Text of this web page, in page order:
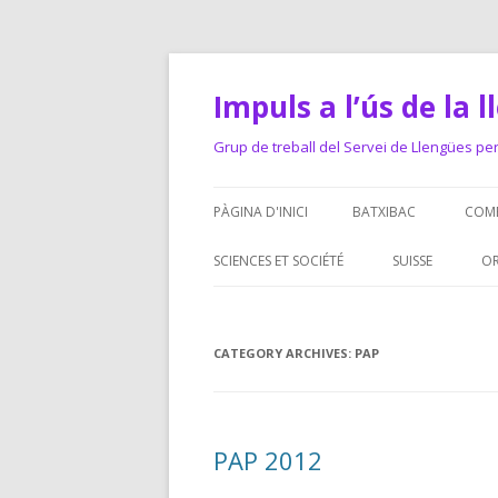
Impuls a l’ús de la
Grup de treball del Servei de Llengües
PÀGINA D'INICI BATXIBAC
SCIENCES ET SOCIÉTÉ SUISSE
CATEGORY ARCHIVES: PAP
PAP 2012